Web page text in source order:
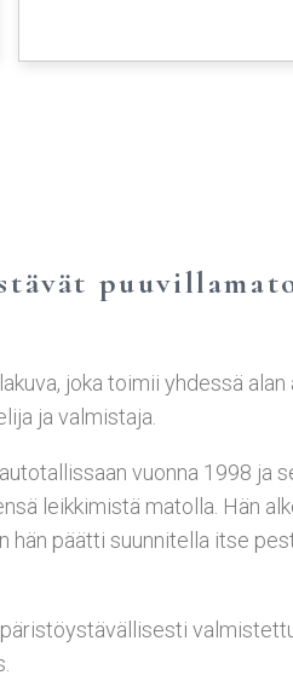
joka toimii yhdessä
ja valmistaja.
vuonna 1998 ja
leikkimistä matolla. Hän
päätti suunnitella itse